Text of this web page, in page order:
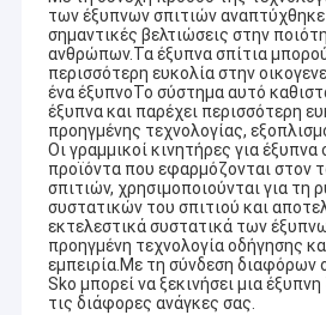
των έξυπνων σπιτιών
σημαντικές βελτιώσεις στην
ανθρώπων.Τα έξυπνα σπίτια
περισσότερη ευκολία στην
ένα έξυπνοΤο σύστημα αυτό
έξυπνα και παρέχει περισσότερη
προηγμένης τεχνολογίας,
Οι γραμμικοί κινητήρες για έξυπνα
προϊόντα που εφαρμόζονται στον
σπιτιών, χρησιμοποιούνται για τη
συστατικών του σπιτιού και
εκτελεστικά συστατικά των
προηγμένη τεχνολογία οδήγησης
εμπειρία.Με τη σύνδεση διαφόρων
Sko μπορεί να ξεκινήσει μια
τις διάφορες ανάγκες σας.